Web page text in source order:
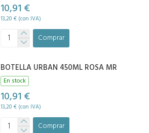
10,91 €
13,20 € (con IVA)
Comprar
BOTELLA URBAN 450ML ROSA MR
En stock
10,91 €
13,20 € (con IVA)
Comprar